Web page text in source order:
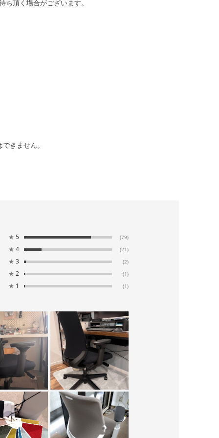
頂く場合がございます。
きません。
★ 5 (79)
★ 4 (21)
★ 3 (2)
★ 2 (1)
★ 1 (1)